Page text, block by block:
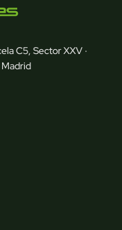
C5, Sector XXV ·